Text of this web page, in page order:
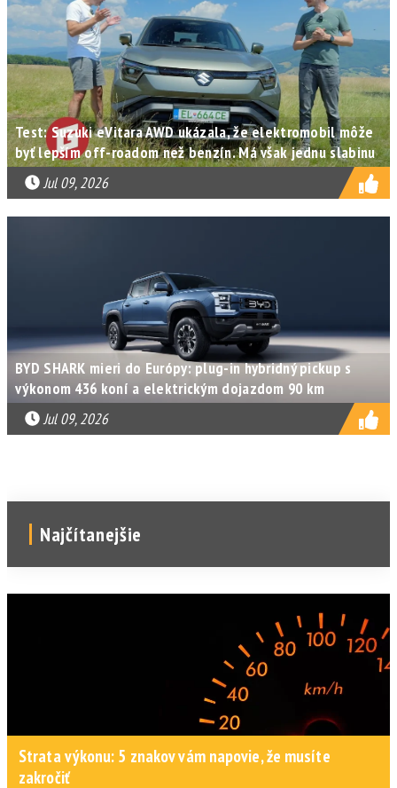
Test: Suzuki eVitara AWD ukázala, že elektromobil môže
byť lepším off-roadom než benzín. Má však jednu slabinu
Jul 09, 2026
BYD SHARK mieri do Európy: plug-in hybridný pickup s
výkonom 436 koní a elektrickým dojazdom 90 km
Jul 09, 2026
Najčítanejšie
Strata výkonu: 5 znakov vám napovie, že musíte
zakročiť